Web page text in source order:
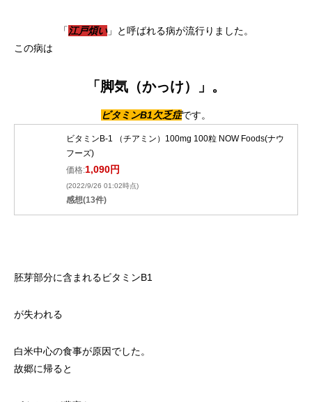
「 江戸煩い」と呼ばれる病が流行りました。
この病は
「脚気（かっけ）」。
ビタミンB1欠乏症です。
ビタミンB-1 （チアミン）100mg 100粒 NOW Foods(ナウ
フーズ)
価格:1,090円
(2022/9/26 01:02時点)
感想(13件)
胚芽部分に含まれるビタミンB1
が失われる
白米中心の食事が原因でした。
故郷に帰ると